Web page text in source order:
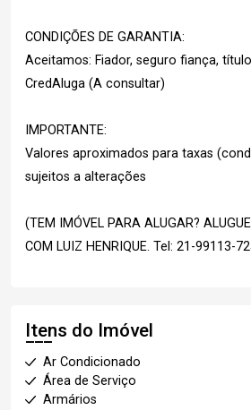
CONDIÇÕES DE GARANTIA:
Aceitamos: Fiador, seguro fiança,
CredAluga (A consultar)
IMPORTANTE:
Valores aproximados para taxas
sujeitos a alterações
(TEM IMÓVEL PARA ALUGAR?
COM LUIZ HENRIQUE. Tel: 21-99113-
Itens do Imóvel
Ar Condicionado
Área de Serviço
Armários